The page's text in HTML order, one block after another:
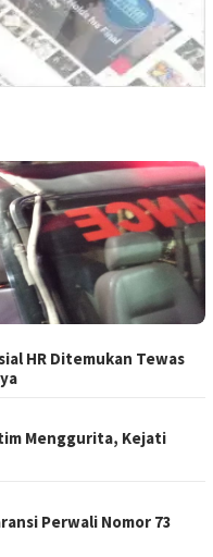
HR Ditemukan Tewas
Menggurita, Kejati
Perwali Nomor 73